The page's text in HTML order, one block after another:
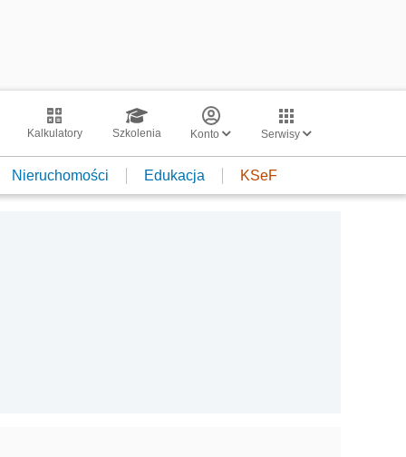
Kalkulatory Szkolenia Konto Serwisy
Nieruchomości Edukacja KSeF